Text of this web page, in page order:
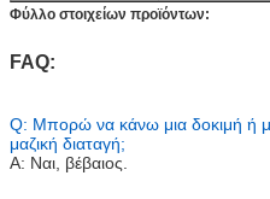
Φύλλο στοιχείων προϊόντων:
FAQ:
Q: Μπορώ να κάνω μια δοκιμή ή
μαζική διαταγή;
Α: Ναι, βέβαιος.